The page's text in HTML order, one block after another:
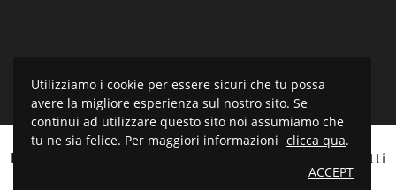
BOTTEGA D'ARTE SALVADORI
© 2021 Tutti i diritti
Piramedia.it
Utilizziamo i cookie per essere sicuri che tu possa
avere la migliore esperienza sul nostro sito. Se
continui ad utilizzare questo sito noi assumiamo che
tu ne sia felice. Per maggiori informazioni clicca qua.
ACCEPT